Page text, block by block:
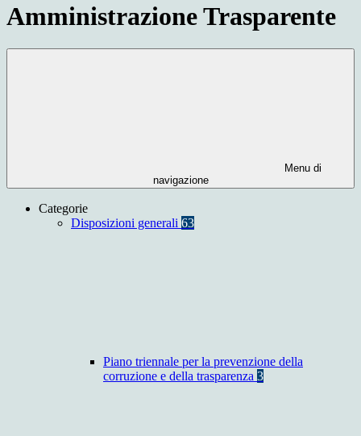
Amministrazione Trasparente
Menu di
navigazione
Categorie
Disposizioni generali 63
Piano triennale per la prevenzione della
corruzione e della trasparenza 3